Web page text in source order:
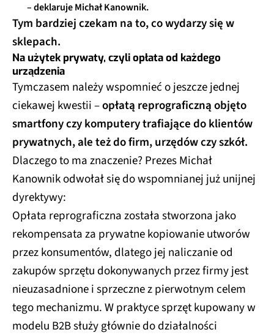
– deklaruje Michał Kanownik.
Tym bardziej czekam na to, co wydarzy się w
sklepach.
Na użytek prywaty, czyli opłata od każdego
urządzenia
Tymczasem należy wspomnieć o jeszcze jednej
ciekawej kwestii –opłatą reprograficzną objęto
smartfony czy komputery trafiające do klientów
prywatnych, ale też do firm, urzędów czy szkół.
Dlaczego to ma znaczenie? Prezes Michał
Kanownik odwołał się do wspomnianej już unijnej
dyrektywy:
Opłata reprograficzna została stworzona jako
rekompensata za prywatne kopiowanie utworów
przez konsumentów, dlatego jej naliczanie od
zakupów sprzętu dokonywanych przez firmy jest
nieuzasadnione i sprzeczne z pierwotnym celem
tego mechanizmu. W praktyce sprzęt kupowany w
modelu B2B służy głównie do działalności